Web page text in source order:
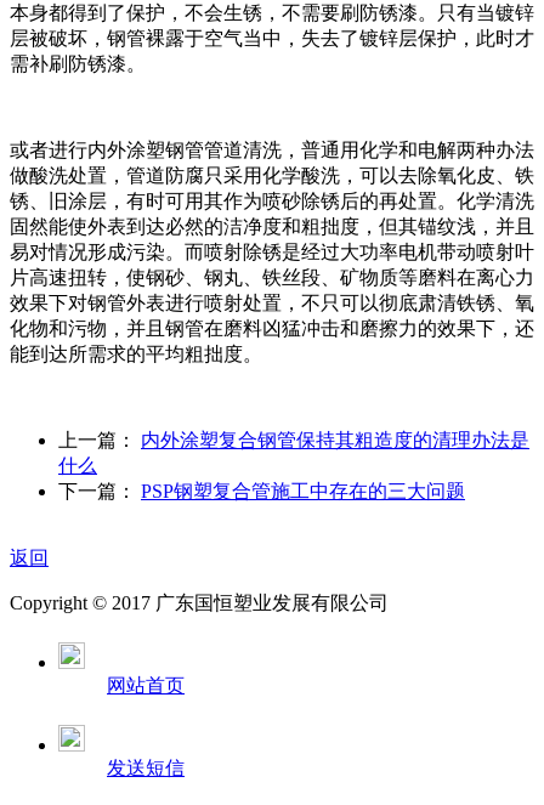
本身都得到了保护，不会生锈，不需要刷防锈漆。只有当镀锌
层被破坏，钢管裸露于空气当中，失去了镀锌层保护，此时才
需补刷防锈漆。
或者进行内外涂塑钢管管道清洗，普通用化学和电解两种办法
做酸洗处置，管道防腐只采用化学酸洗，可以去除氧化皮、铁
锈、旧涂层，有时可用其作为喷砂除锈后的再处置。化学清洗
固然能使外表到达必然的洁净度和粗拙度，但其锚纹浅，并且
易对情况形成污染。而喷射除锈是经过大功率电机带动喷射叶
片高速扭转，使钢砂、钢丸、铁丝段、矿物质等磨料在离心力
效果下对钢管外表进行喷射处置，不只可以彻底肃清铁锈、氧
化物和污物，并且钢管在磨料凶猛冲击和磨擦力的效果下，还
能到达所需求的平均粗拙度。
上一篇： 内外涂塑复合钢管保持其粗造度的清理办法是
什么
下一篇： PSP钢塑复合管施工中存在的三大问题
返回
Copyright © 2017 广东国恒塑业发展有限公司
网站首页
发送短信